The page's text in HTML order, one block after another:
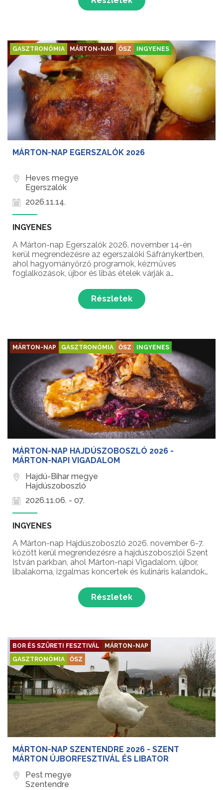
GASZTRONÓMIA MÁRTON-NAP ŐSZ INGYENES
MÁRTON-NAP EGERSZALÓK 2026
Heves megye
Egerszalók
2026.11.14.
INGYENES
A Márton-nap Egerszalók 2026. november 14-én
kerül megrendezésre az egerszalóki Sáfránykertben,
ahol hagyományőrző programok, kézműves
foglalkozások, újbor és libás ételek várják a
Részletek
MÁRTON-NAP GASZTRONÓMIA ŐSZ INGYENES
MÁRTON-NAP HAJDÚSZOBOSZLÓ 2026 -
MÁRTON-NAPI VIGADALOM
Hajdú-Bihar megye
Hajdúszoboszló
2026.11.06. - 07.
INGYENES
A Márton-nap Hajdúszoboszló 2026. november 6-7.
között kerül megrendezésre a hajdúszoboszlói Szent
István parkban, ahol Márton-napi Vigadalom, újbor,
libalakoma, izgalmas koncertek és kulináris kalandok
legnagyobb Márton-napi gasztronómiai
Részletek
BOR ÉS SZÜRETI FESZTIVÁL
MÁRTON-NAP
GASZTRONÓMIA
ŐSZ
MÁRTON-NAP SZENTENDRE 2026 - SZENT
MÁRTON ÚJBORFESZTIVÁL ÉS LIBATOR
Pest megye
Szentendre